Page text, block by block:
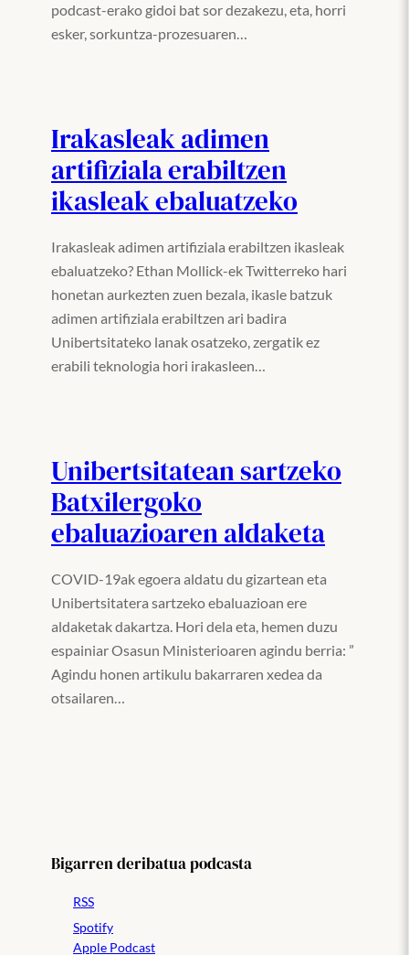
podcast-erako gidoi bat sor dezakezu, eta, horri
esker, sorkuntza-prozesuaren…
Irakasleak adimen
artifiziala erabiltzen
ikasleak ebaluatzeko
Irakasleak adimen artifiziala erabiltzen ikasleak
ebaluatzeko? Ethan Mollick-ek Twitterreko hari
honetan aurkezten zuen bezala, ikasle batzuk
adimen artifiziala erabiltzen ari badira
Unibertsitateko lanak osatzeko, zergatik ez
erabili teknologia hori irakasleen…
Unibertsitatean sartzeko
Batxilergoko
ebaluazioaren aldaketa
COVID-19ak egoera aldatu du gizartean eta
Unibertsitatera sartzeko ebaluazioan ere
aldaketak dakartza. Hori dela eta, hemen duzu
espainiar Osasun Ministerioaren agindu berria: ”
Agindu honen artikulu bakarraren xedea da
otsailaren…
Bigarren deribatua podcasta
RSS
Spotify
Apple Podcast